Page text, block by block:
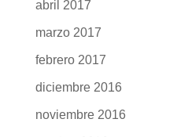
septiembre 2017
agosto 2017
julio 2017
junio 2017
mayo 2017